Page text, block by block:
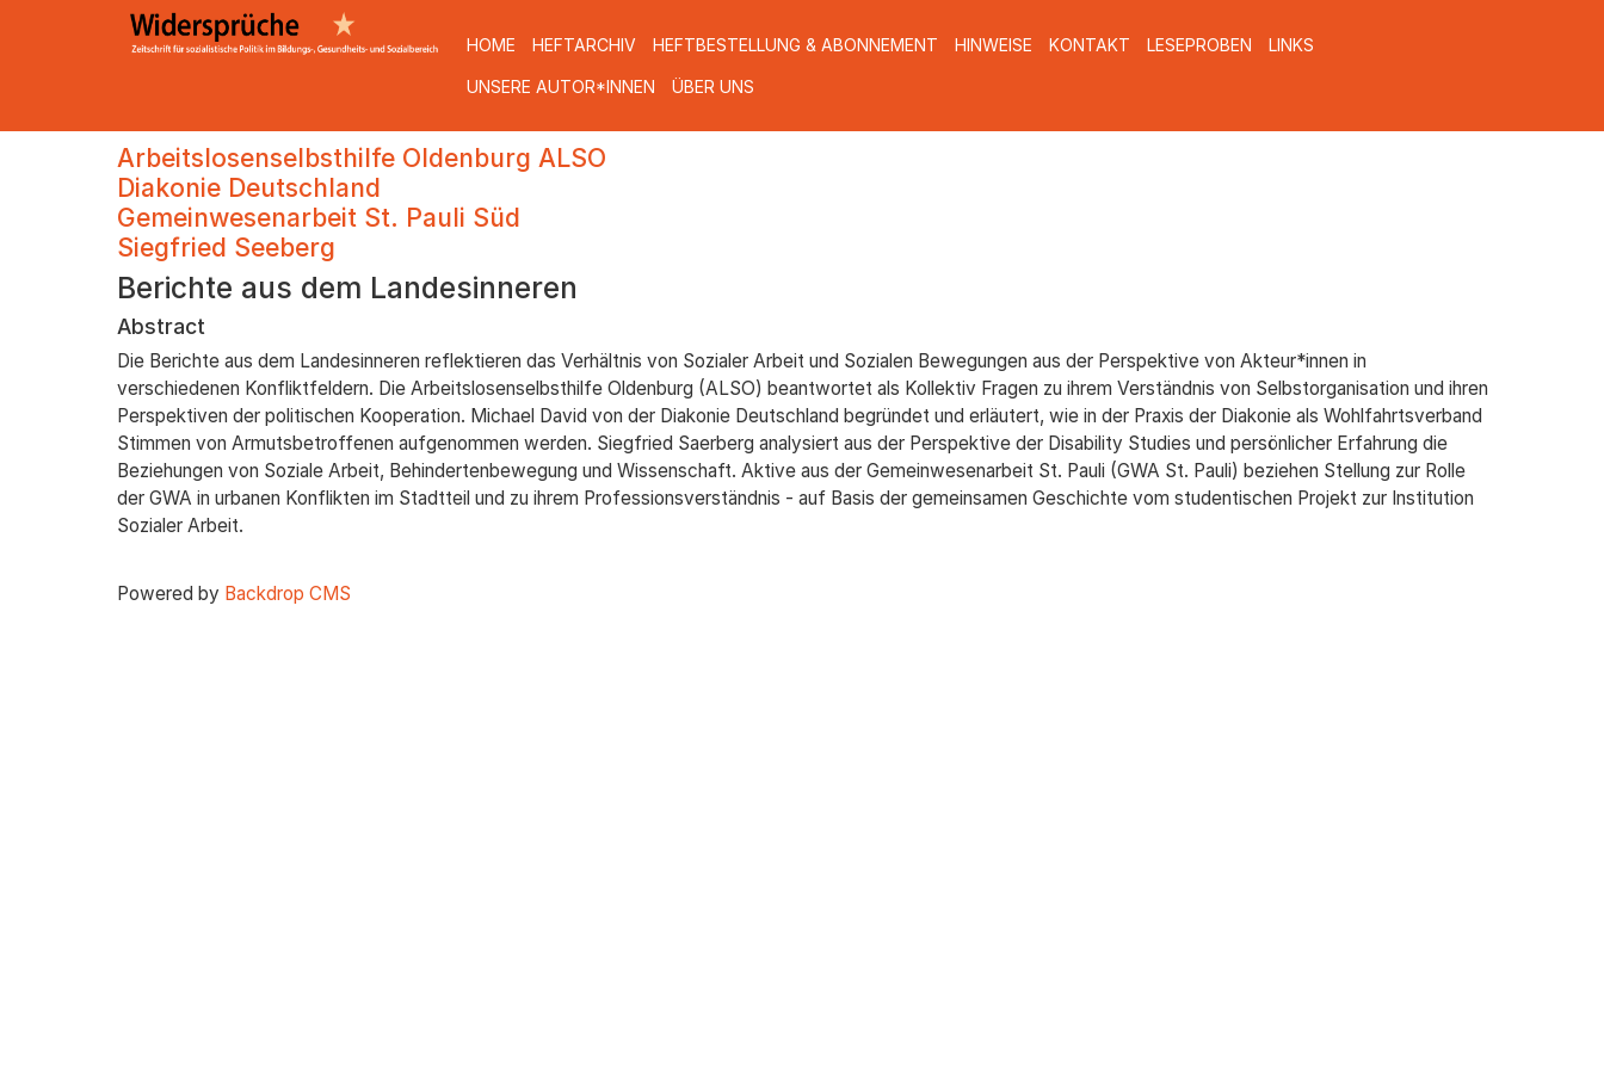
HOME HEFTARCHIV HEFTBESTELLUNG & ABONNEMENT HINWEISE KONTAKT LESEPROBEN LINKS
UNSERE AUTOR*INNEN ÜBER UNS
Arbeitslosenselbsthilfe Oldenburg ALSO
Diakonie Deutschland
Gemeinwesenarbeit St. Pauli Süd
Siegfried Seeberg
Berichte aus dem Landesinneren
Abstract
Die Berichte aus dem Landesinneren reflektieren das Verhältnis von Sozialer Arbeit und Sozialen Bewegungen aus der Perspektive von Akteur*innen in
verschiedenen Konfliktfeldern. Die Arbeitslosenselbsthilfe Oldenburg (ALSO) beantwortet als Kollektiv Fragen zu ihrem Verständnis von Selbstorganisation und ihren
Perspektiven der politischen Kooperation. Michael David von der Diakonie Deutschland begründet und erläutert, wie in der Praxis der Diakonie als Wohlfahrtsverband
Stimmen von Armutsbetroffenen aufgenommen werden. Siegfried Saerberg analysiert aus der Perspektive der Disability Studies und persönlicher Erfahrung die
Beziehungen von Soziale Arbeit, Behindertenbewegung und Wissenschaft. Aktive aus der Gemeinwesenarbeit St. Pauli (GWA St. Pauli) beziehen Stellung zur Rolle
der GWA in urbanen Konflikten im Stadtteil und zu ihrem Professionsverständnis - auf Basis der gemeinsamen Geschichte vom studentischen Projekt zur Institution
Sozialer Arbeit.
Powered by Backdrop CMS